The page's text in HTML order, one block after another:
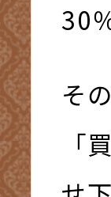
30
そ
「